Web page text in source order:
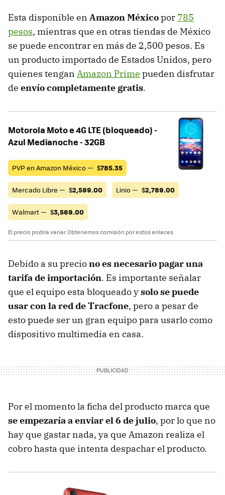
Esta disponible en Amazon Méxicopor 785
pesos, mientras que en otras tiendas de México
se puede encontrar en más de 2,500 pesos. Es
un producto importado de Estados Unidos, pero
quienes tengan Amazon Prime pueden disfrutar
de envío completamente gratis.
Motorola Moto e 4G LTE (bloqueado) -
Azul Medianoche - 32GB
PVP en Amazon México — $785.35
Mercado Libre — $2,599.00 Linio — $2,789.00
Walmart — $3,569.00
El precio podría variar. Obtenemos comisión por estos enlaces
Debido a su preciono es necesario pagar una
tarifa de importación. Es importante señalar
que el equipo esta bloqueado ysolo se puede
usar con la red de Tracfone, pero a pesar de
esto puede ser un gran equipo para usarlo como
dispositivo multimedia en casa.
Por el momento la ficha del producto marca que
se empezaría a enviar el 6 de julio, por lo que no
hay que gastar nada, ya que Amazon realiza el
cobro hasta que intenta despachar el producto.